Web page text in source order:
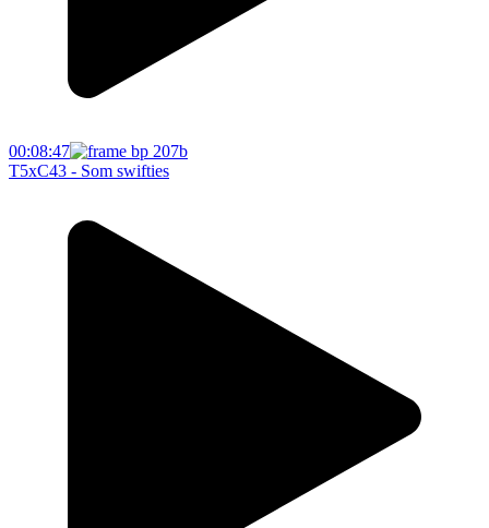
00:08:47
T5xC43 - Som swifties